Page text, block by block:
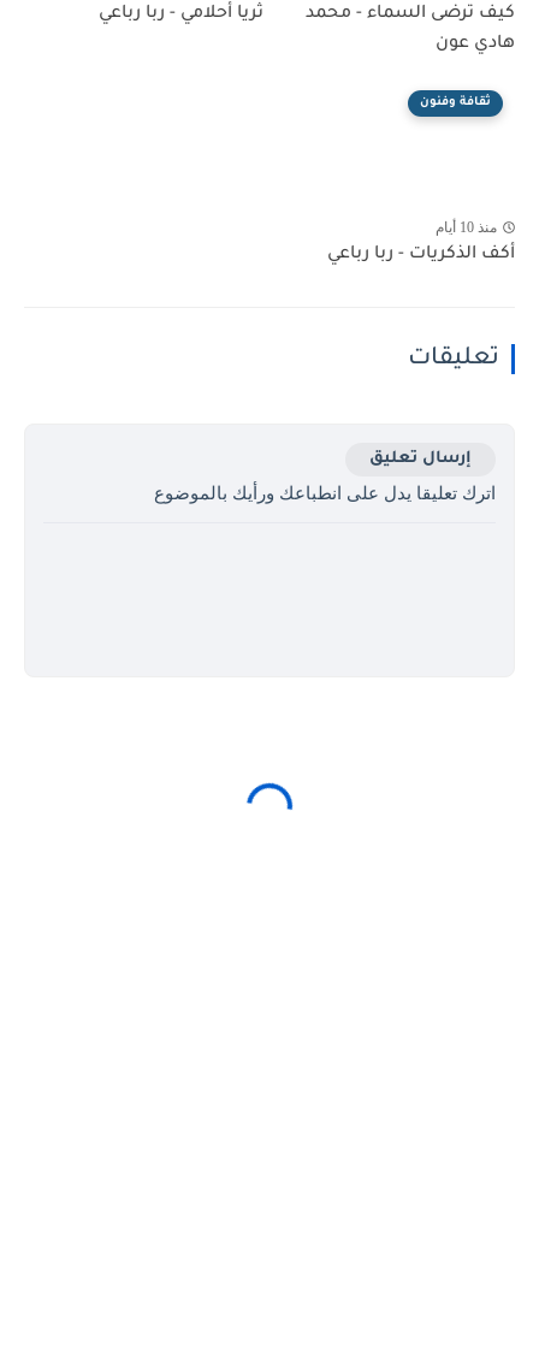
كيف ترضى السماء - محمد
هادي عون
ثريا أحلامي - ربا رباعي
ثقافة وفنون
منذ 10 أيام
أكف الذكريات - ربا رباعي
تعليقات
إرسال تعليق
اترك تعليقا يدل على انطباعك ورأيك بالموضوع